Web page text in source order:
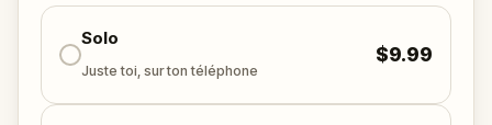
trop tard ?
🌈 RejointKid Quest
restaurer les cinq sens et trouver la Sensi-
Gemme !
Solo
Juste toi, sur ton téléphone
$9.99